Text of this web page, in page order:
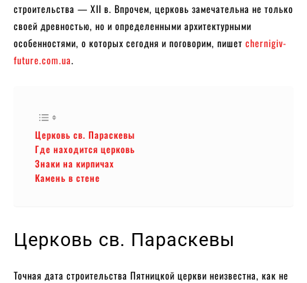
строительства — XII в. Впрочем, церковь замечательна не только
своей древностью, но и определенными архитектурными
особенностями, о которых сегодня и поговорим, пишет chernigiv-
future.com.ua.
Церковь св. Параскевы
Где находится церковь
Знаки на кирпичах
Камень в стене
Церковь св. Параскевы
Точная дата строительства Пятницкой церкви неизвестна, как не